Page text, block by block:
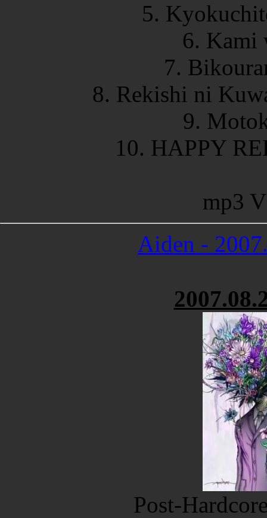
5.
6. Kami
7.
8. Rekishi ni
9.
10. HAPPY
mp3
Aiden -
Post-